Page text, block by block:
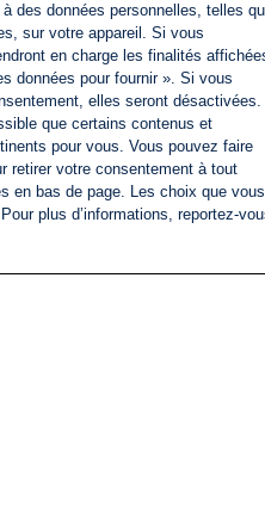
des données personnelles, telles
sur votre appareil. Si vous
en charge les finalités
données pour fournir ». Si vous
elles seront désactivées.
que certains contenus et
pour vous. Vous pouvez faire
retirer votre consentement à tout
en bas de page. Les choix que vous
plus d’informations, reportez-